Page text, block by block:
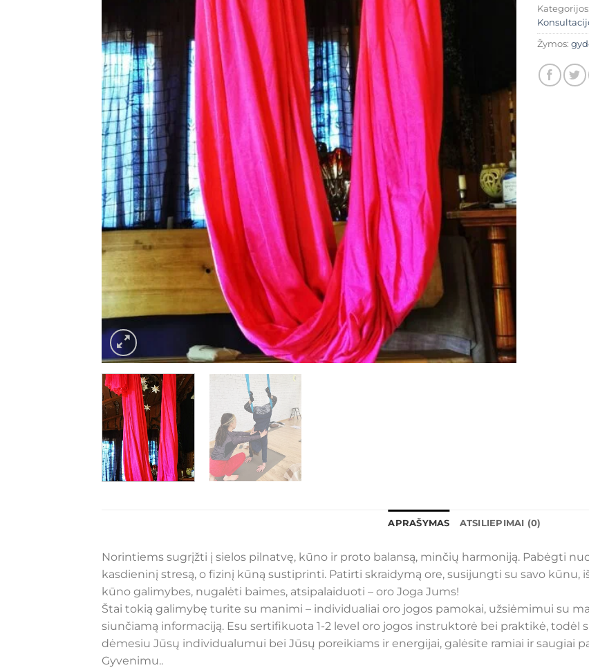
Kategorijos:
Žymos:
APRAŠYMAS ATSILIEPIMAI (0)
Norintiems sugrįžti į sielos pilnatvę, kūno ir proto balansą, minčių harmoniją. Pabėgti
kasdieninį stresą, o fizinį kūną sustiprinti. Patirti skraidymą ore, susijungti su savo kūnu,
kūno galimybes, nugalėti baimes, atsipalaiduoti – oro Joga Jums!
Štai tokią galimybę turite su manimi – individualiai oro jogos pamokai, užsiėmimui su
siunčiamą informaciją. Esu sertifikuota 1-2 level oro jogos instruktorė bei praktikė, todėl
dėmesiu Jūsų individualumui bei Jūsų poreikiams ir energijai, galėsite ramiai ir saugiai
Gyvenimu..